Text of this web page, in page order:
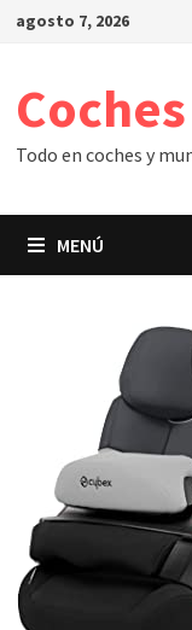
Saltar
agosto 7, 2026
Coches
Todo en coches y
MENÚ